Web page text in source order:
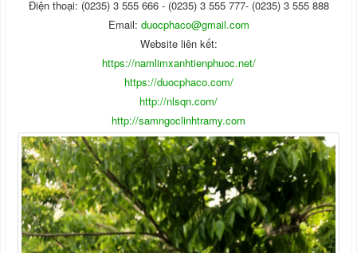
Điện thoại: (0235) 3 555 666 - (0235) 3 555 777- (0235) 3 555 888
Email: duocphaco@gmail.com
Website liên kết:
https://namlimxanhtienphuoc.net/
https://duocphaco.com/
http://nlsqn.com/
http://samngoclinhtramy.com